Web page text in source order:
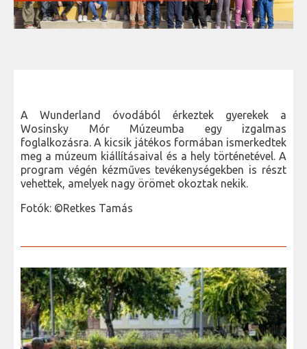
A Wunderland óvodából érkeztek gyerekek a
Wosinsky Mór Múzeumba egy izgalmas
foglalkozásra. A kicsik játékos formában ismerkedtek
meg a múzeum kiállításaival és a hely történetével. A
program végén kézműves tevékenységekben is részt
vehettek, amelyek nagy örömet okoztak nekik.
Fotók: ©Retkes Tamás